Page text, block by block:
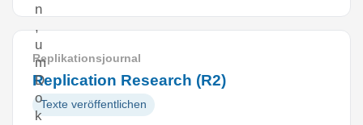
n
,
u
m
D
o
k
Replikationsjournal
Replication Research (R2)
Texte veröffentlichen